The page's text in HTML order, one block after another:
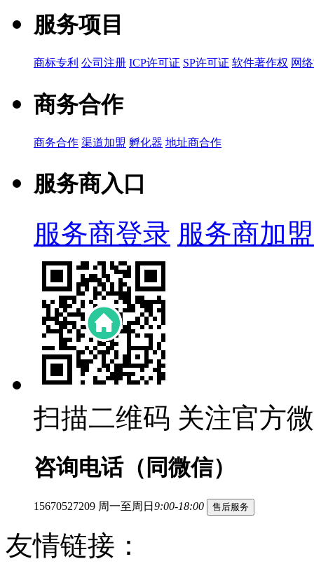
服务项目
商标专利 公司注册 ICP许可证 SP许可证 软件著作权 网
商务合作
商务合作 渠道加盟 孵化器 地址商合作
服务商入口
服务商登录 服务商加盟
扫描二维码 关注官方
咨询电话（同微信）
15670527209 周一至周日 9:00-18:00 售后服务
友情链接：